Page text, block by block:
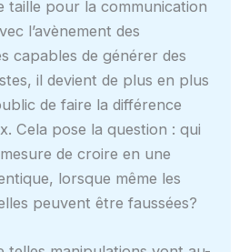
taille pour la communication
l’avènement des
capables de générer des
il devient de plus en plus
de faire la différence
Cela pose la question : qui
de croire en une
lorsque même les
peuvent être faussées?